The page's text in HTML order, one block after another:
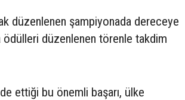
düzenlenen şampiyonada dereceye
düzenlenen törenle takdim
ettiği bu önemli başarı, ülke